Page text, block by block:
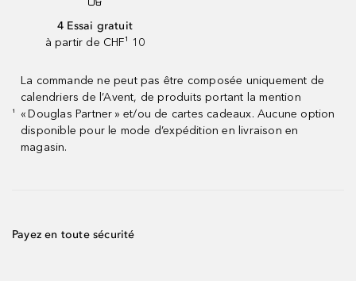
4 Essai gratuit
à partir de CHF¹ 10
¹
La commande ne peut pas être composée uniquement de
calendriers de l’Avent, de produits portant la mention
« Douglas Partner » et/ou de cartes cadeaux. Aucune option
disponible pour le mode d’expédition en livraison en
magasin.
Payez en toute sécurité